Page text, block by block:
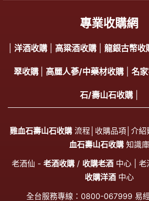
專業收購網
洋酒收購| 高粱酒收購 龍銀古幣收
翠收購 高麗人蔘/中藥材收購| 名
石/壽山石收購
雞血石壽山石收購 流程│ 收購品項 介紹
血石壽山石收購知識庫
老酒仙 - 老酒收購/ 收購老酒中心 | 老
收購洋酒中心
全台服務專線： 0800-067999 易